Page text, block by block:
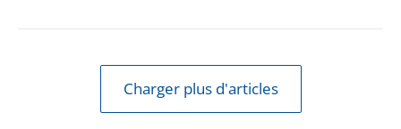
Charger plus d'articles